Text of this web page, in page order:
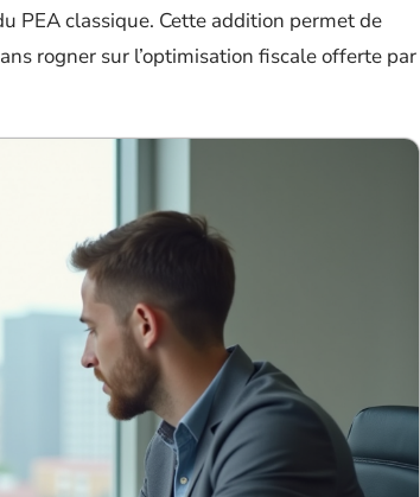
PEA classique. Cette addition permet de
rogner sur l’optimisation fiscale offerte par